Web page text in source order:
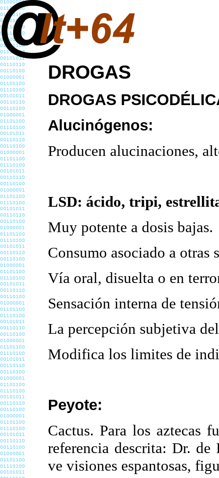
DROGAS
DROGAS
Alucinógenos:
Producen alucinaciones,
LSD: ácido, tripi,
Muy potente a dosis bajas.
Consumo asociado a otras
Vía oral, disuelta o en
Sensación interna de
La percepción subjetiva
Modifica los limites de
Peyote:
Cactus. Para los aztecas
referencia descrita: Dr.
ve visiones espantosas,